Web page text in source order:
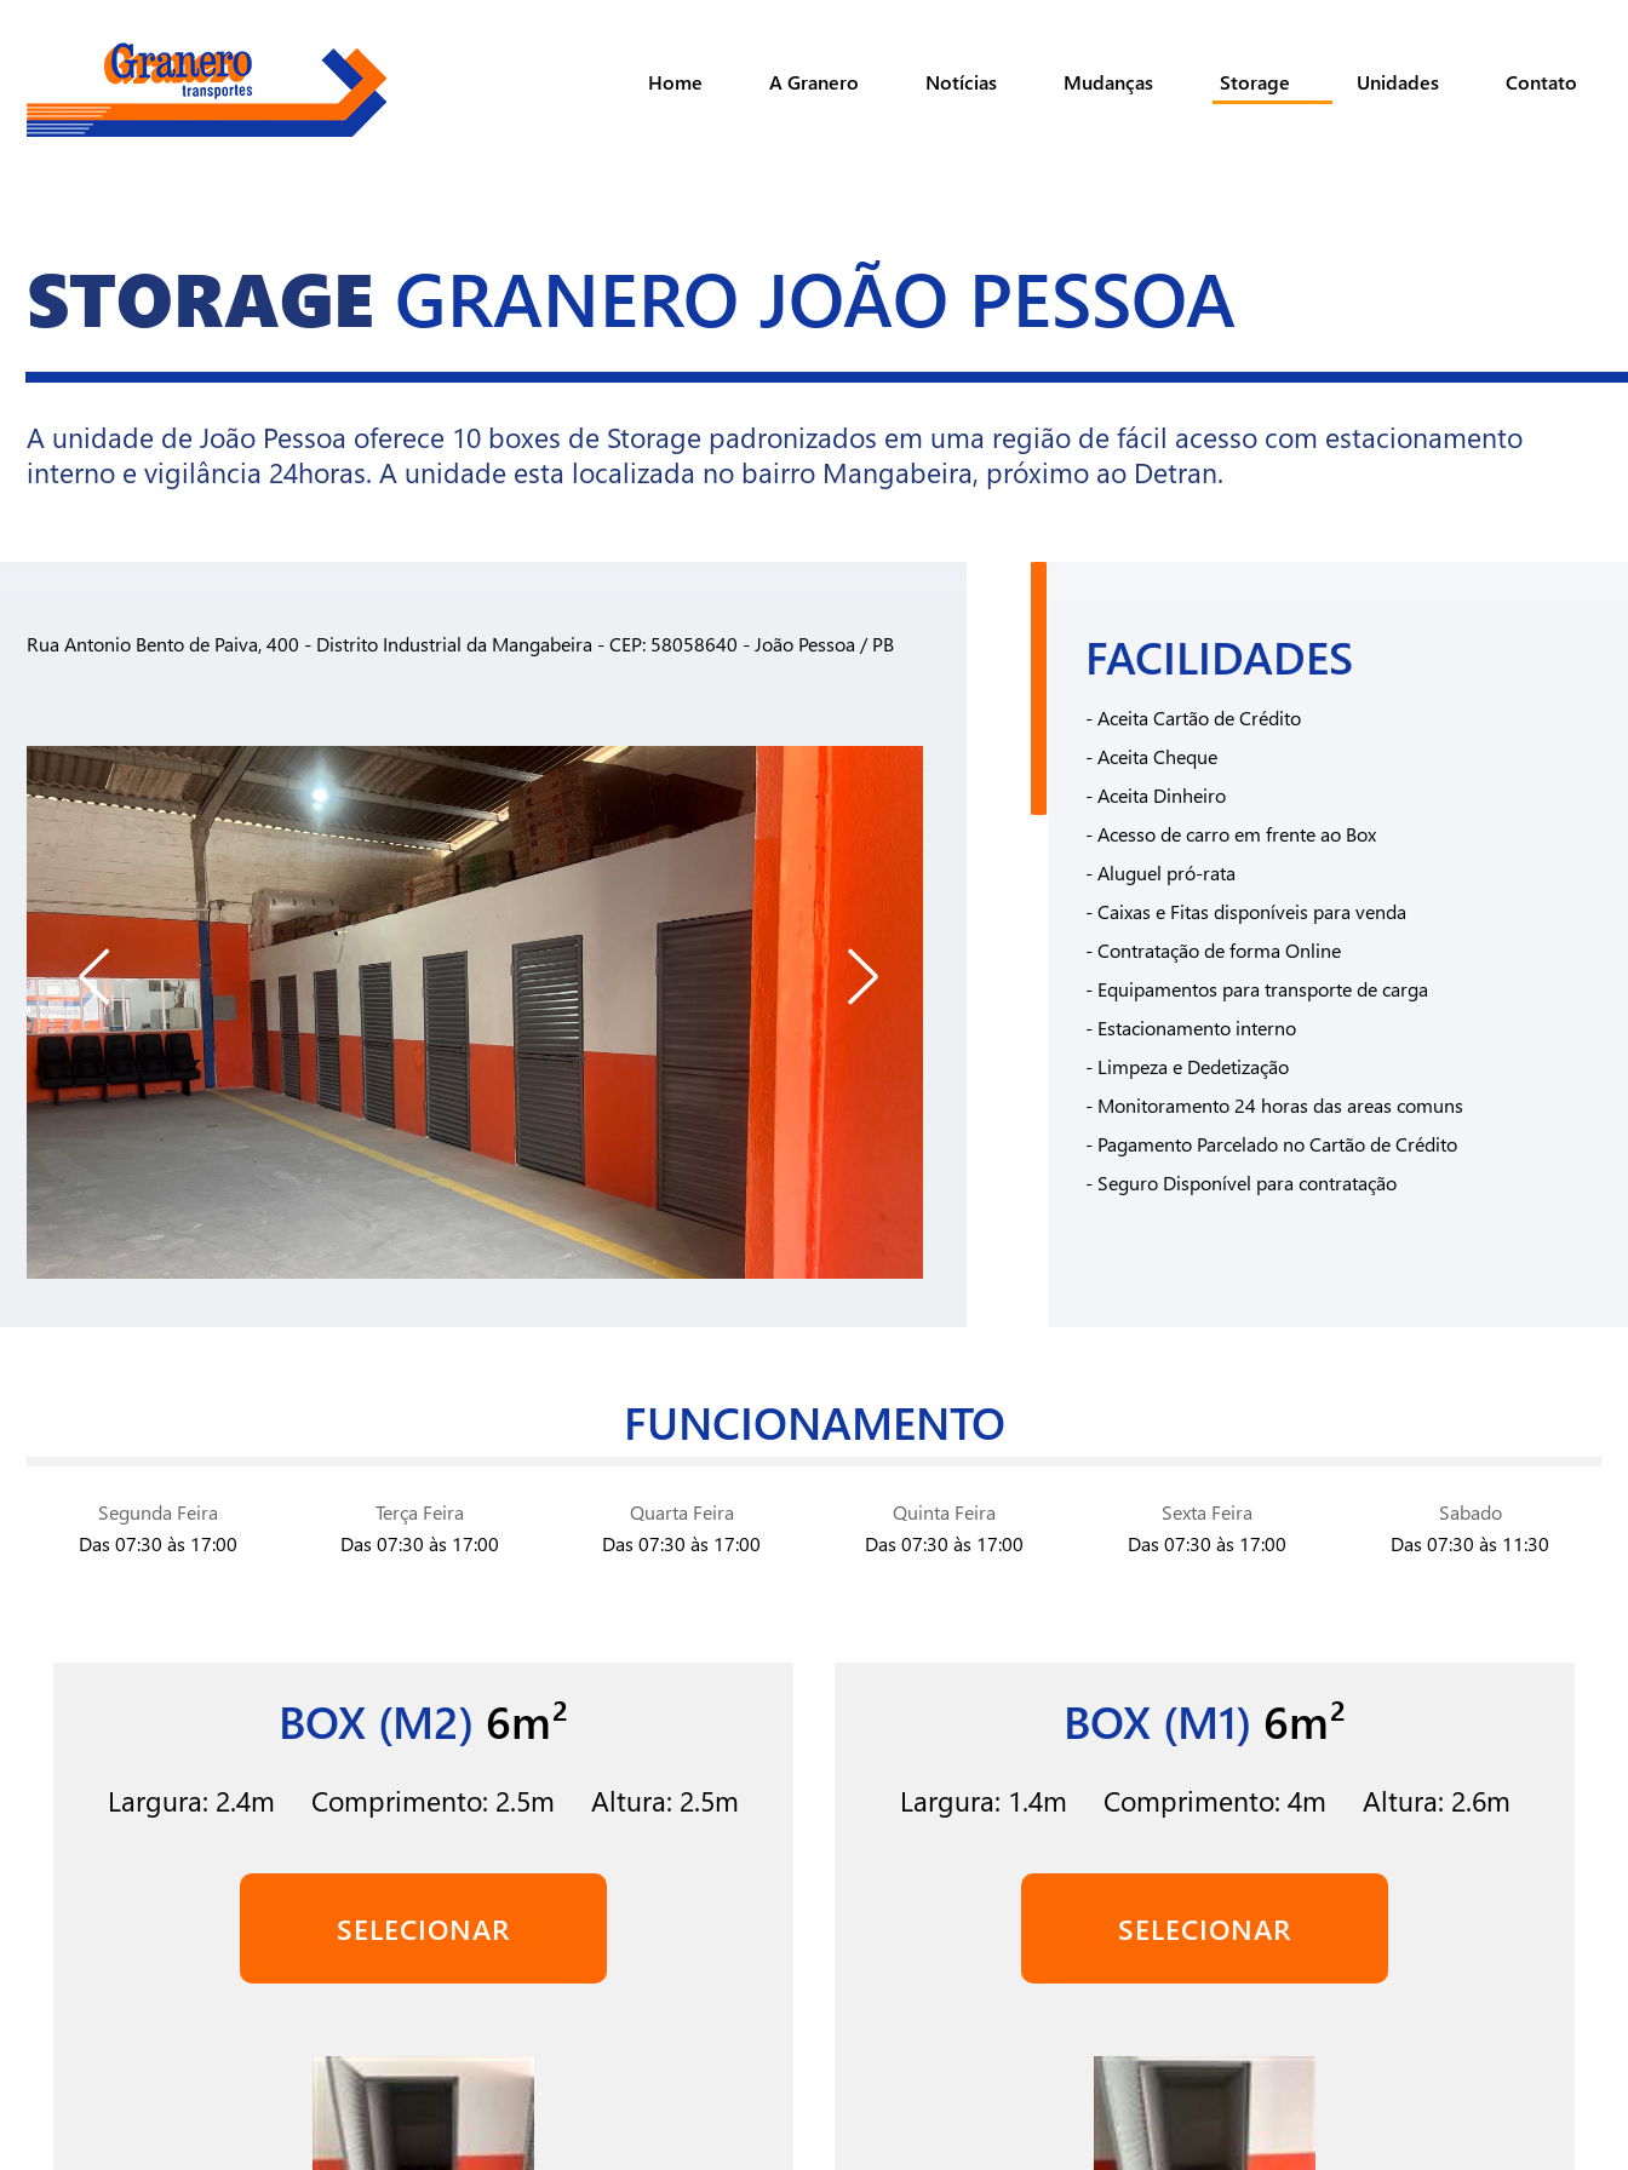
Home A Granero Notícias Mudanças Storage Unidades Contato
STORAGE GRANERO JOÃO PESSOA
A unidade de João Pessoa oferece 10 boxes de Storage padronizados em uma região de fácil acesso com estacionamento
interno e vigilância 24horas. A unidade esta localizada no bairro Mangabeira, próximo ao Detran.
Rua Antonio Bento de Paiva, 400 - Distrito Industrial da Mangabeira - CEP: 58058640 - João Pessoa / PB FACILIDADES
- Aceita Cartão de Crédito
- Aceita Cheque
- Aceita Dinheiro
- Acesso de carro em frente ao Box
- Aluguel pró-rata
- Caixas e Fitas disponíveis para venda
- Contratação de forma Online
- Equipamentos para transporte de carga
- Estacionamento interno
- Limpeza e Dedetização
- Monitoramento 24 horas das areas comuns
- Pagamento Parcelado no Cartão de Crédito
- Seguro Disponível para contratação
FUNCIONAMENTO
Segunda Feira
Das 07:30 às 17:00
Terça Feira
Das 07:30 às 17:00
Quarta Feira
Das 07:30 às 17:00
Quinta Feira
Das 07:30 às 17:00
Sexta Feira
Das 07:30 às 17:00
Sabado
Das 07:30 às 11:30
BOX (M2) 6m²
Largura: 2.4m Comprimento: 2.5m Altura: 2.5m
BOX (M1) 6m²
Largura: 1.4m Comprimento: 4m Altura: 2.6m